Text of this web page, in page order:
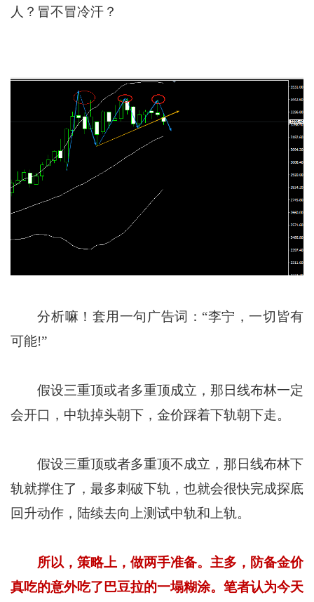
人？冒不冒冷汗？
分析嘛！套用一句广告词：“李宁，一切皆有
可能!”
假设三重顶或者多重顶成立，那日线布林一定
会开口，中轨掉头朝下，金价踩着下轨朝下走。
假设三重顶或者多重顶不成立，那日线布林下
轨就撑住了，最多刺破下轨，也就会很快完成探底
回升动作，陆续去向上测试中轨和上轨。
所以，策略上，做两手准备。主多，防备金价
真吃的意外吃了巴豆拉的一塌糊涂。笔者认为今天